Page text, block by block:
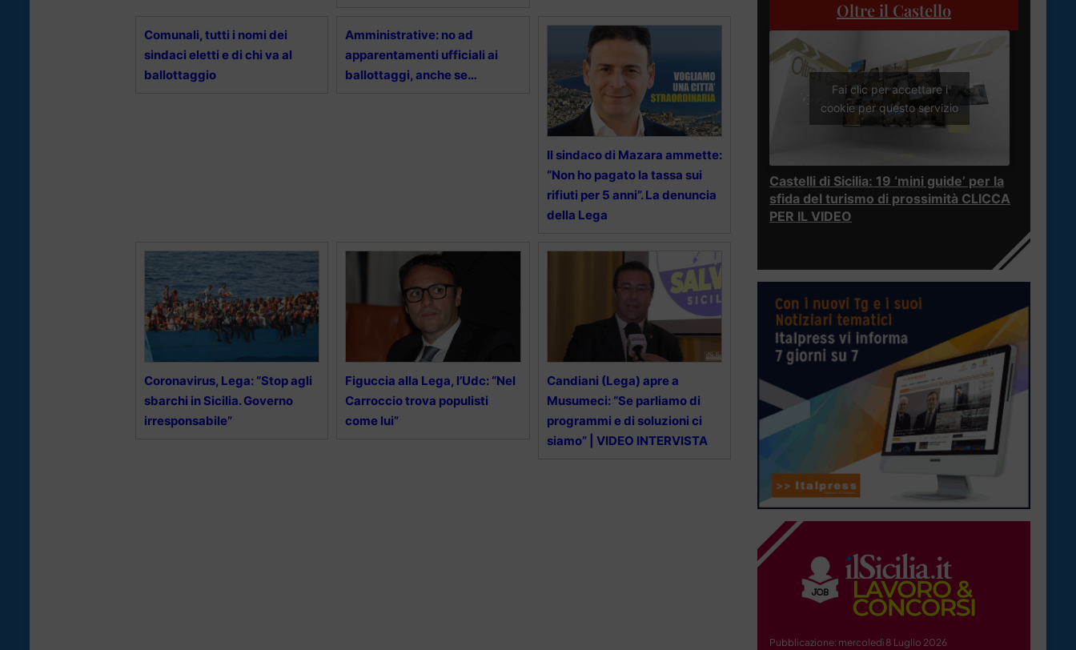
Comunali, tutti i nomi dei
sindaci eletti e di chi va al
ballottaggio
Amministrative: no ad
apparentamenti ufficiali ai
ballottaggi, anche se…
Il sindaco di Mazara ammette:
“Non ho pagato la tassa sui
rifiuti per 5 anni”. La denuncia
della Lega
Coronavirus, Lega: “Stop agli
sbarchi in Sicilia. Governo
irresponsabile”
Figuccia alla Lega, l’Udc: “Nel
Carroccio trova populisti
come lui”
Candiani (Lega) apre a
Musumeci: “Se parliamo di
programmi e di soluzioni ci
siamo” | VIDEO INTERVISTA
Oltre il Castello
Fai clic per accettare i
cookie per questo servizio
Castelli di Sicilia: 19 ‘mini guide’ per la
sfida del turismo di prossimità CLICCA
PER IL VIDEO
Pubblicazione: mercoledì 8 Luglio 2026